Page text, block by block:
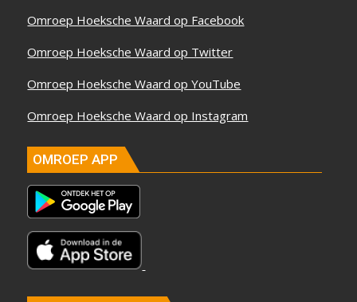
Omroep Hoeksche Waard op Facebook
Omroep Hoeksche Waard op Twitter
Omroep Hoeksche Waard op YouTube
Omroep Hoeksche Waard op Instagram
OMROEP APP